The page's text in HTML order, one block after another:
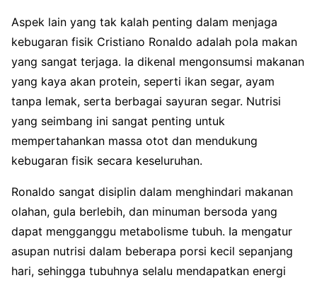
Aspek lain yang tak kalah penting dalam menjaga
kebugaran fisik Cristiano Ronaldo adalah pola makan
yang sangat terjaga. Ia dikenal mengonsumsi makanan
yang kaya akan protein, seperti ikan segar, ayam
tanpa lemak, serta berbagai sayuran segar. Nutrisi
yang seimbang ini sangat penting untuk
mempertahankan massa otot dan mendukung
kebugaran fisik secara keseluruhan.
Ronaldo sangat disiplin dalam menghindari makanan
olahan, gula berlebih, dan minuman bersoda yang
dapat mengganggu metabolisme tubuh. Ia mengatur
asupan nutrisi dalam beberapa porsi kecil sepanjang
hari, sehingga tubuhnya selalu mendapatkan energi